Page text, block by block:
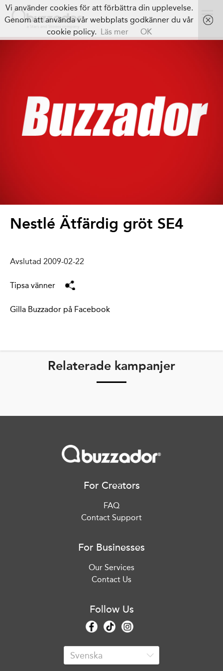
Nestlé Ätfärdig gröt SE4
Avslutad 2009-02-22
Tipsa vänner
Gilla Buzzador på Facebook
Relaterade kampanjer
For Creators
FAQ
Contact Support
For Businesses
Our Services
Contact Us
Follow Us
Vi använder cookies för att förbättra din upplevelse.
Genom att använda vår webbplats godkänner du vår
cookie policy. Läs mer OK